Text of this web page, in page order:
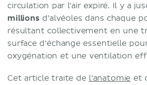
circulation par l’air expiré. Il y a
millions d’alvéoles dans chaque
résultant collectivement en une
surface d’échange essentielle
oxygénation et une ventilation
Cet article traite de l’anatomie et